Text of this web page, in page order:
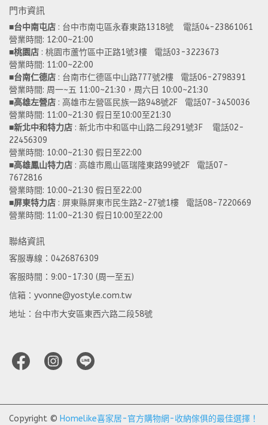
門市資訊
■台中南屯店 : 台中市南屯區永春東路1318號    電話04-23861061
營業時間: 12:00~21:00
■桃園店 : 桃園市蘆竹區中正路1號3樓   電話03-3223673
營業時間: 11:00~22:00
■台南仁德店 : 台南市仁德區中山路777號2樓   電話06-2798391
營業時間: 周一~五 11:00~21:30，周六日 10:00~21:30
■高雄左營店 : 高雄市左營區民族一路948號2F   電話07-3450036
營業時間: 11:00~21:30 假日至10:00至21:30
■新北中和特力店 : 新北市中和區中山路二段291號3F    電話02-
22456309
營業時間: 10:00~21:30 假日至22:00
■高雄鳳山特力店 : 高雄市鳳山區瑞隆東路99號2F   電話07-
7672816
營業時間: 10:00~21:30 假日至22:00
■屏東特力店 : 屏東縣屏東市民生路2-27號1樓   電話08-7220669
營業時間: 11:00~21:30 假日10:00至22:00
聯絡資訊
客服專線：0426876309
客服時間：9:00-17:30 (周一至五)
信箱：yvonne@yostyle.com.tw
地址：台中市大安區東西六路二段58號
Copyright © Homelike喜家居-官方購物網-收納傢俱的最佳選擇！